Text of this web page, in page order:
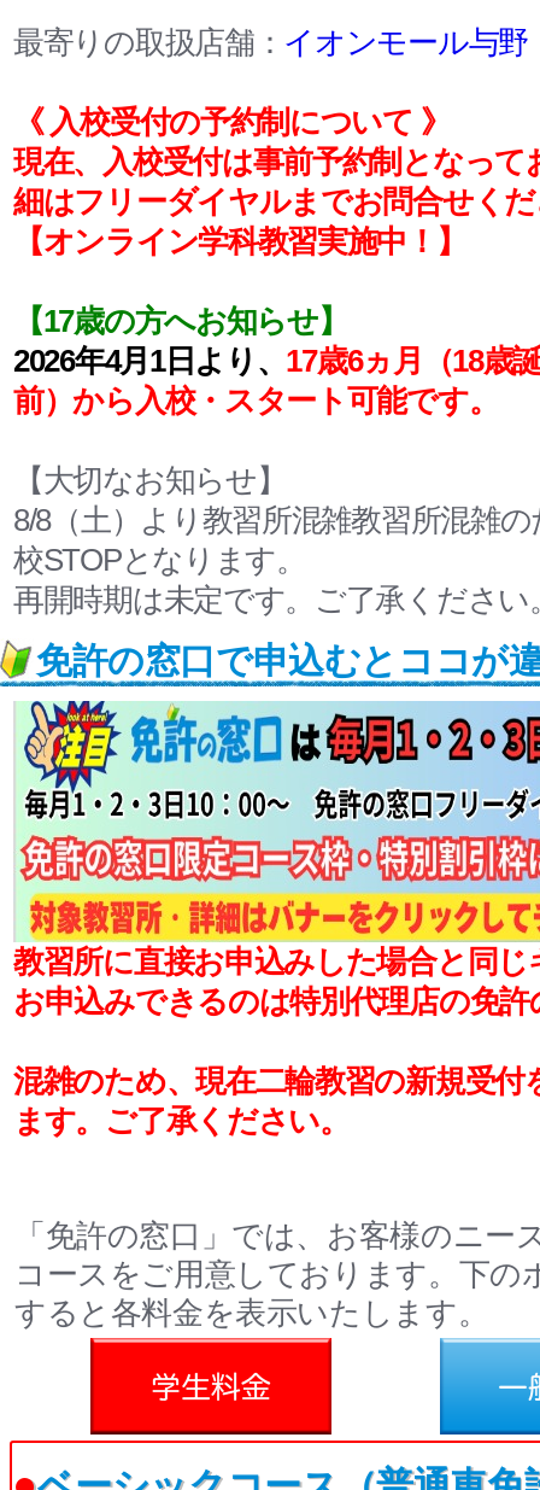
最寄りの取扱店舗： イオンモール与野
《 入校受付の予約制について 》
現在、入校受付は事前予約制となっ
細はフリーダイヤルまでお問合せく
【オンライン学科教習実施中！】
【17歳の方へお知らせ】
2026年4月1日より、 17歳6ヵ月（18歳
前）から入校・スタート可能です。
【大切なお知らせ】
8/8（土）より教習所混雑教習所混雑
校STOPとなります。
再開時期は未定です。ご了承ください
免許の窓口で申込むとココが
教習所に直接お申込みした場合と同
お申込みできるのは特別代理店の免
混雑のため、現在二輪教習の新規受付
ます。ご了承ください。
「免許の窓口」では、お客様のニー
コースをご用意しております。下の
すると各料金を表示いたします。